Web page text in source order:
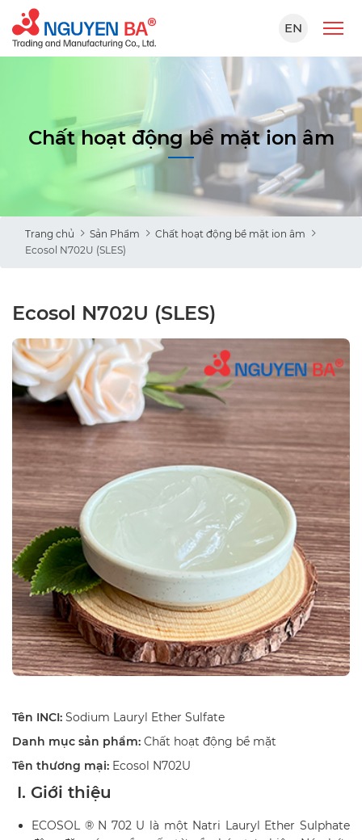
EN
Chất hoạt động bề mặt ion âm
Trang chủ Sản Phẩm
Chất hoạt động bề mặt ion âm
Ecosol N702U (SLES)
Ecosol N702U (SLES)
Tên INCI: Sodium Lauryl Ether Sulfate
Danh mục sản phẩm: Chất hoạt động bề mặt
Tên thương mại: Ecosol N702U
I. Giới thiệu
ECOSOL ® N 702 U là một Natri Lauryl Ether Sulphate